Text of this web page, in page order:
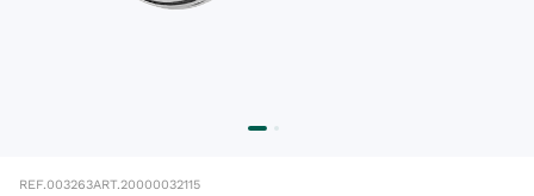
REF.003263ART.20000032115